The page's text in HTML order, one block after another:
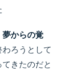
夢からの覚
ろうとして
きたのだと